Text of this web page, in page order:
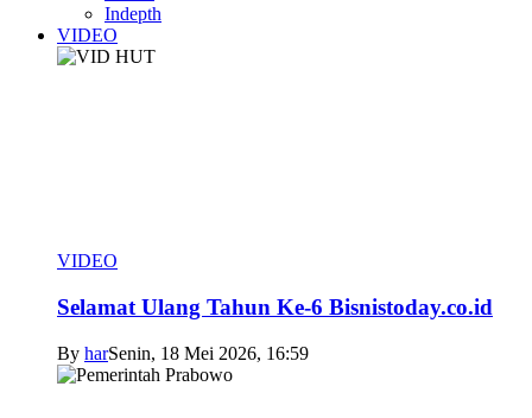
Indepth
VIDEO
VIDEO
Selamat Ulang Tahun Ke-6 Bisnistoday.co.id
By harSenin, 18 Mei 2026, 16:59